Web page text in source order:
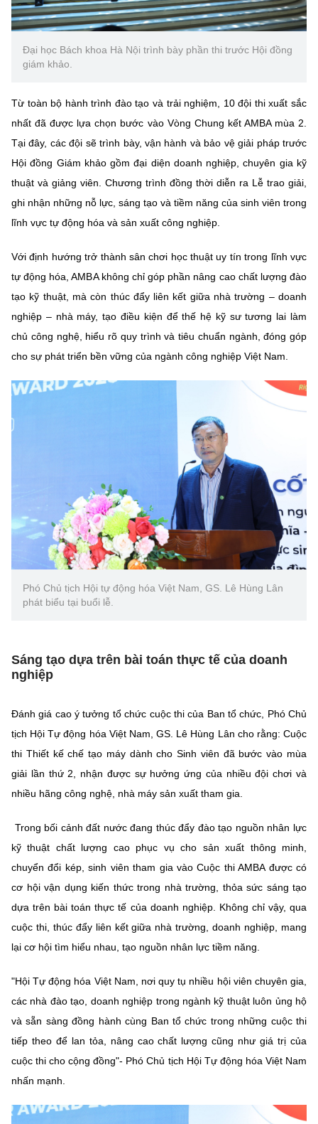
Đại học Bách khoa Hà Nội trình bày phần thi trước Hội đồng
giám khảo.
Từ toàn bộ hành trình đào tạo và trải nghiệm, 10 đội thi xuất sắc
nhất đã được lựa chọn bước vào Vòng Chung kết AMBA mùa 2.
Tại đây, các đội sẽ trình bày, vận hành và bảo vệ giải pháp trước
Hội đồng Giám khảo gồm đại diện doanh nghiệp, chuyên gia kỹ
thuật và giảng viên. Chương trình đồng thời diễn ra Lễ trao giải,
ghi nhận những nỗ lực, sáng tạo và tiềm năng của sinh viên trong
lĩnh vực tự động hóa và sản xuất công nghiệp.
Với định hướng trở thành sân chơi học thuật uy tín trong lĩnh vực
tự động hóa, AMBA không chỉ góp phần nâng cao chất lượng đào
tạo kỹ thuật, mà còn thúc đẩy liên kết giữa nhà trường – doanh
nghiệp – nhà máy, tạo điều kiện để thế hệ kỹ sư tương lai làm
chủ công nghệ, hiểu rõ quy trình và tiêu chuẩn ngành, đóng góp
cho sự phát triển bền vững của ngành công nghiệp Việt Nam.
Phó Chủ tịch Hội tự động hóa Việt Nam, GS. Lê Hùng Lân
phát biểu tại buổi lễ.
Sáng tạo dựa trên bài toán thực tế của doanh
nghiệp
Đánh giá cao ý tưởng tổ chức cuộc thi của Ban tổ chức, Phó Chủ
tịch Hội Tự động hóa Việt Nam, GS. Lê Hùng Lân cho rằng: Cuộc
thi Thiết kế chế tạo máy dành cho Sinh viên đã bước vào mùa
giải lần thứ 2, nhận được sự hưởng ứng của nhiều đội chơi và
nhiều hãng công nghệ, nhà máy sản xuất tham gia.
Trong bối cảnh đất nước đang thúc đẩy đào tạo nguồn nhân lực
kỹ thuật chất lượng cao phục vụ cho sản xuất thông minh,
chuyển đổi kép, sinh viên tham gia vào Cuộc thi AMBA được có
cơ hội vận dụng kiến thức trong nhà trường, thỏa sức sáng tạo
dựa trên bài toán thực tế của doanh nghiệp. Không chỉ vậy, qua
cuộc thi, thúc đẩy liên kết giữa nhà trường, doanh nghiệp, mang
lại cơ hội tìm hiểu nhau, tạo nguồn nhân lực tiềm năng.
"Hội Tự động hóa Việt Nam, nơi quy tụ nhiều hội viên chuyên gia,
các nhà đào tạo, doanh nghiệp trong ngành kỹ thuật luôn ủng hộ
và sẵn sàng đồng hành cùng Ban tổ chức trong những cuộc thi
tiếp theo để lan tỏa, nâng cao chất lượng cũng như giá trị của
cuộc thi cho cộng đồng"- Phó Chủ tịch Hội Tự động hóa Việt Nam
nhấn mạnh.